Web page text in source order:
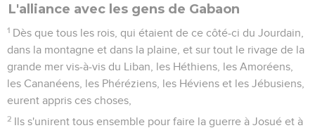
L'alliance avec les gens de Gabaon
1 Dès que tous les rois, qui étaient de ce côté-ci du Jourdain,
dans la montagne et dans la plaine, et sur tout le rivage de la
grande mer vis-à-vis du Liban, les Héthiens, les Amoréens,
les Cananéens, les Phéréziens, les Héviens et les Jébusiens,
eurent appris ces choses,
2 Ils s'unirent tous ensemble pour faire la guerre à Josué et à